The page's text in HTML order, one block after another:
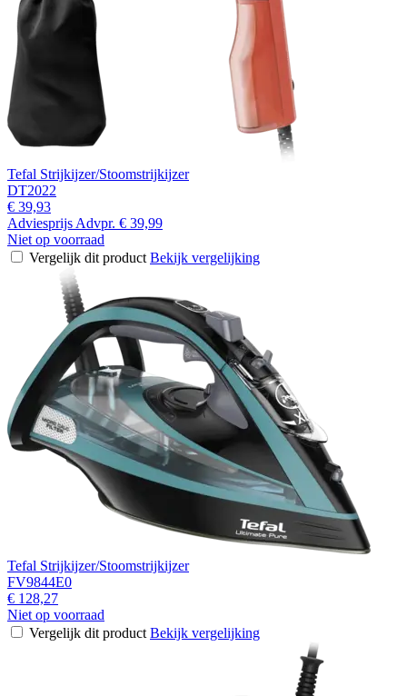
Tefal Strijkijzer/Stoomstrijkijzer
DT2022
€ 39,93
Adviesprijs Advpr. € 39,99
Niet op voorraad
Vergelijk dit product Bekijk vergelijking
Tefal Strijkijzer/Stoomstrijkijzer
FV9844E0
€ 128,27
Niet op voorraad
Vergelijk dit product Bekijk vergelijking